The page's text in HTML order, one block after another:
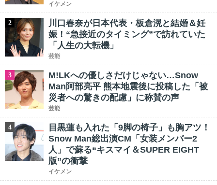
イケメン
2
川口春奈が日本代表・板倉滉と結婚＆妊
娠！“急接近のタイミング”で訪れていた
「人生の大転機」
芸能
3
M!LKへの優しさだけじゃない…Snow
Man阿部亮平 熊本地震後に投稿した「被
災者への驚きの配慮」に称賛の声
芸能
4
目黒蓮も入れた「9脚の椅子」も胸アツ！
Snow Man総出演CM「女装メンバー2
人」で蘇る“キスマイ＆SUPER EIGHT
版”の衝撃
イケメン